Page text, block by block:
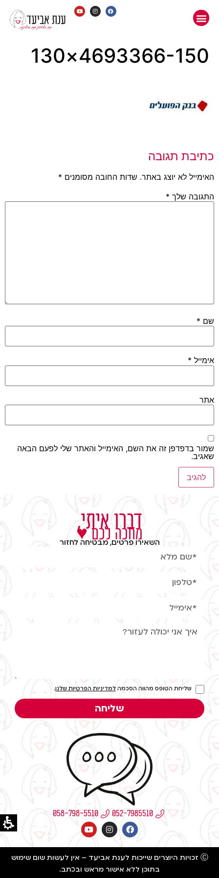
4693366-150×130
כתיבת תגובה
האימייל לא יוצג באתר. שדות החובה מסומנים *
התגובה שלך *
שם *
אימייל *
אתר
שמור בדפדפן זה את השם, האימייל והאתר שלי לפעם הבאה
שאגיב.
דברו איתי,
מחכה לכם ♥
השאירו פרטים, מבטיחה לחזור
שליחת הטופס מהווה הסכמה למדיניות הפרטיות שלנו.
שליחה
‏052-7985510
058-798-5510
Ⓒ זכויות היוצרים שייכות לענת אביעד – אין לעשות שום שימוש
בתוכן ללא אישור מראש ובכתב.